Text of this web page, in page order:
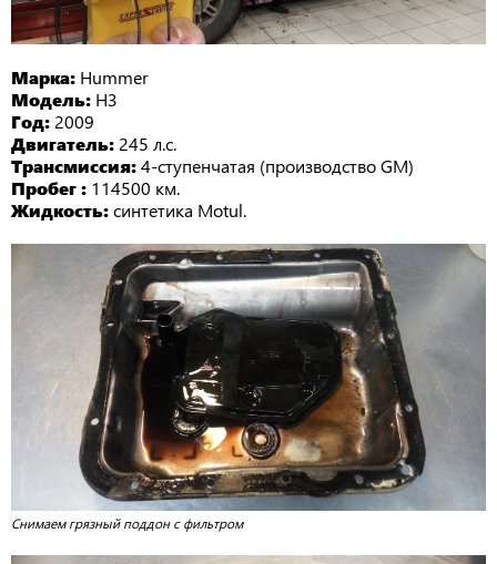
Марка: Hummer
Модель: H3
Год: 2009
Двигатель: 245 л.с.
Трансмиссия:4-ступенчатая (производство GM)
Пробег : 114500 км.
Жидкость:синтетика Motul.
Снимаем грязный поддон с фильтром